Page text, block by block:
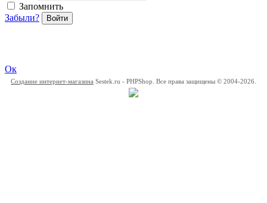
Запомнить
Забыли?
Войти
Ок
Создание интернет-магазина Sestek.ru - PHPShop. Все права защищены © 2004-2026.